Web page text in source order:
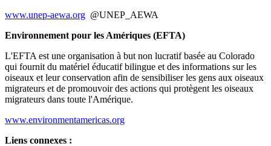
www.unep-aewa.org @UNEP_AEWA
Environnement pour les Amériques (EFTA)
L'EFTA est une organisation à but non lucratif basée au Colorado
qui fournit du matériel éducatif bilingue et des informations sur les
oiseaux et leur conservation afin de sensibiliser les gens aux oiseaux
migrateurs et de promouvoir des actions qui protègent les oiseaux
migrateurs dans toute l'Amérique.
www.environmentamericas.org
Liens connexes :